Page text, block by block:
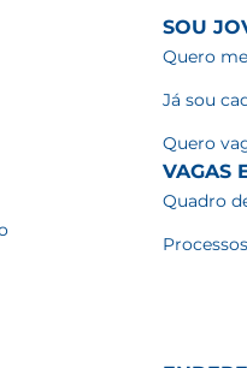
SOU
Quero
Já sou
Quero
VAGAS
Quadro